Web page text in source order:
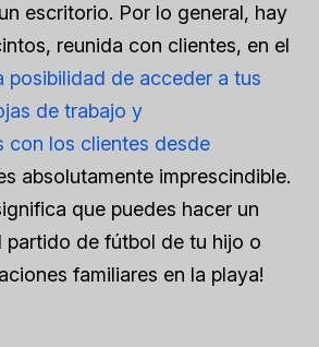
escritorio. Por lo general, hay
reunida con clientes, en el
posibilidad de acceder a tus
de trabajo y
con los clientes desde
absolutamente imprescindible.
que puedes hacer un
partido de fútbol de tu hijo o
familiares en la playa!